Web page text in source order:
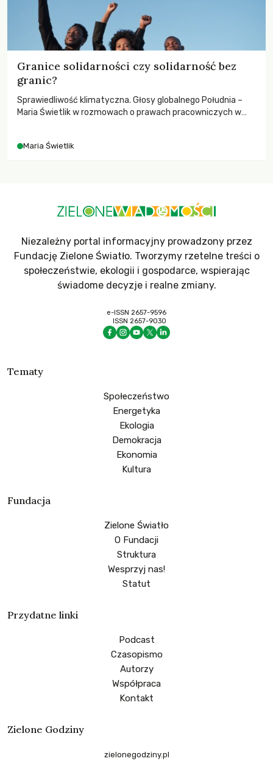
Granice solidarności czy solidarność bez
granic?
Sprawiedliwość klimatyczna. Głosy globalnego Południa –
Maria Świetlik w rozmowach o prawach pracowniczych w
Maria Świetlik
Niezależny portal informacyjny prowadzony przez
Fundację Zielone Światło. Tworzymy rzetelne treści o
społeczeństwie, ekologii i gospodarce, wspierając
świadome decyzje i realne zmiany.
e-ISSN 2657-9596
ISSN 2657-9030
Tematy
Społeczeństwo
Energetyka
Ekologia
Demokracja
Ekonomia
Kultura
Fundacja
Zielone Światło
O Fundacji
Struktura
Wesprzyj nas!
Statut
Przydatne linki
Podcast
Czasopismo
Autorzy
Współpraca
Kontakt
Zielone Godziny
zielonegodziny.pl